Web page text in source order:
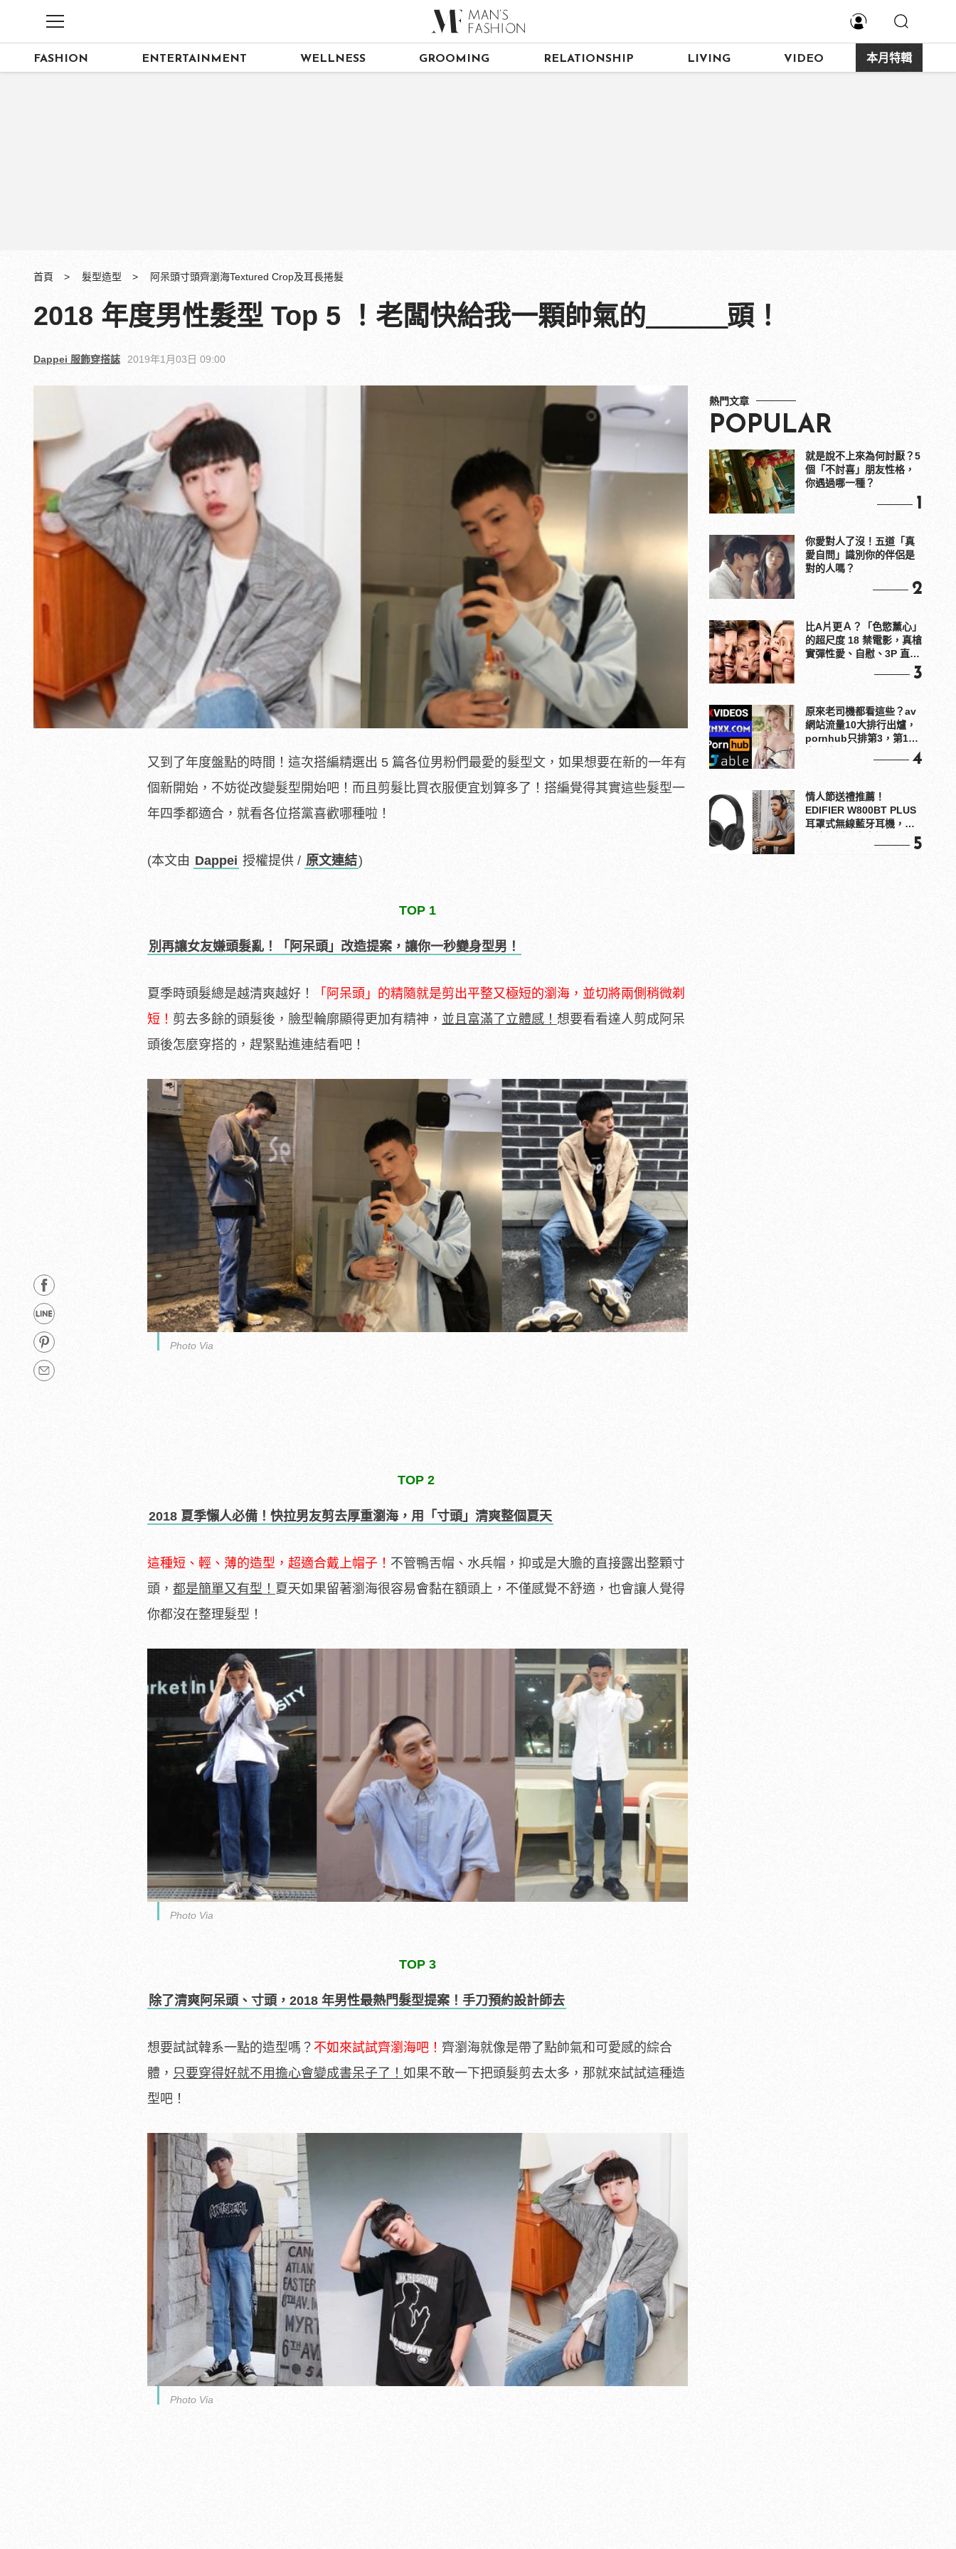
FASHION ENTERTAINMENT WELLNESS GROOMING RELATIONSHIP LIVING VIDEO 本月特輯
首頁 髮型造型 阿呆頭寸頭齊瀏海Textured Crop及耳長捲髮
2018 年度男性髮型 Top 5 ！老闆快給我一顆帥氣的＿＿＿頭！
Dappei 服飾穿搭誌 2019年1月03日 09:00
又到了年度盤點的時間！這次搭編精選出 5 篇各位男粉們最愛的髮型文，如果想要在新的一年有
個新開始，不妨從改變髮型開始吧！而且剪髮比買衣服便宜划算多了！搭編覺得其實這些髮型一
年四季都適合，就看各位搭黨喜歡哪種啦！
(本文由 Dappei 授權提供 / 原文連結)
TOP 1
別再讓女友嫌頭髮亂！「阿呆頭」改造提案，讓你一秒變身型男！
夏季時頭髮總是越清爽越好！
「阿呆頭」的精隨就是剪出平整又極短的瀏海，並切將兩側稍微剃
短！ 剪去多餘的頭髮後，臉型輪廓顯得更加有精神， 並且富滿了立體感！ 想要看看達人剪成阿呆
頭後怎麼穿搭的，趕緊點進連結看吧！
Photo Via
TOP 2
2018 夏季懶人必備！快拉男友剪去厚重瀏海，用「寸頭」清爽整個夏天
這種短、輕、薄的造型，超適合戴上帽子！ 不管鴨舌帽、水兵帽，抑或是大膽的直接露出整顆寸
頭， 都是簡單又有型！ 夏天如果留著瀏海很容易會黏在額頭上，不僅感覺不舒適，也會讓人覺得
你都沒在整理髮型！
Photo Via
TOP 3
除了清爽阿呆頭、寸頭，2018 年男性最熱門髮型提案！手刀預約設計師去
想要試試韓系一點的造型嗎？ 不如來試試齊瀏海吧！ 齊瀏海就像是帶了點帥氣和可愛感的綜合
體， 只要穿得好就不用擔心會變成書呆子了！ 如果不敢一下把頭髮剪去太多，那就來試試這種造
型吧！
Photo Via
熱門文章
POPULAR
就是說不上來為何討厭？5
個「不討喜」朋友性格，
你遇過哪一種？
1
你愛對人了沒！五道「真
愛自問」識別你的伴侶是
對的人嗎？
2
比A片更Ａ？「色慾薰心」
的超尺度 18 禁電影，真槍
實彈性愛、自慰、3P 直接
3
原來老司機都看這些？av
網站流量10大排行出爐，
pornhub只排第3，第1名
4
情人節送禮推薦！
EDIFIER W800BT PLUS
耳罩式無線藍牙耳機，在
5